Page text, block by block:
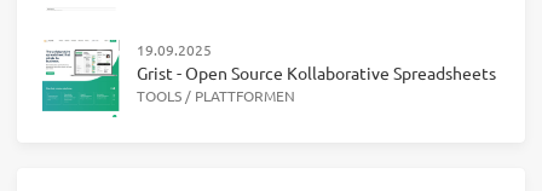
19.09.2025
Grist - Open Source Kollaborative Spreadsheets
TOOLS / PLATTFORMEN